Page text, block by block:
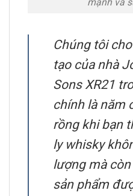
Chúng tôi
tạo của nhà
Sons XR21
chính là năm
rồng khi bạn
ly whisky
lượng mà
sản phẩm